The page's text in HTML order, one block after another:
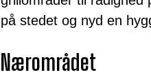
på stedet og nyd en
Nærområdet